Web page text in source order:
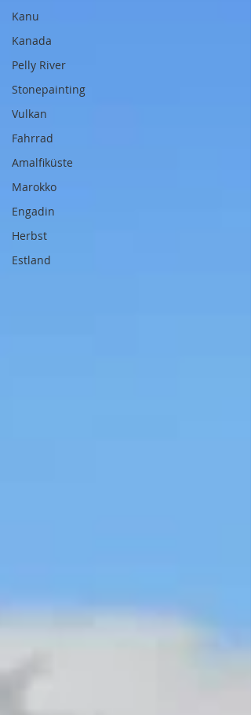
Kanu
Kanada
Pelly River
Stonepainting
Vulkan
Fahrrad
Amalfiküste
Marokko
Engadin
Herbst
Estland